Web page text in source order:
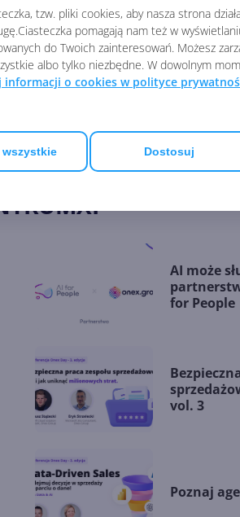
tzw. pliki cookies, aby nasza strona
pomagają nam też w
do Twoich zainteresowań. Możesz
albo tylko niezbędne. W dowolnym
informacji o cookies w polityce
wszystkie Dostosuj
AI może
for People
vol. 3
Poznaj